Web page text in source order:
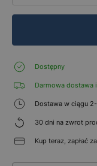
Dostępny
Darmowa dostawa
Dostawa w ciągu
30 dni na zwrot
Kup teraz, zapłać